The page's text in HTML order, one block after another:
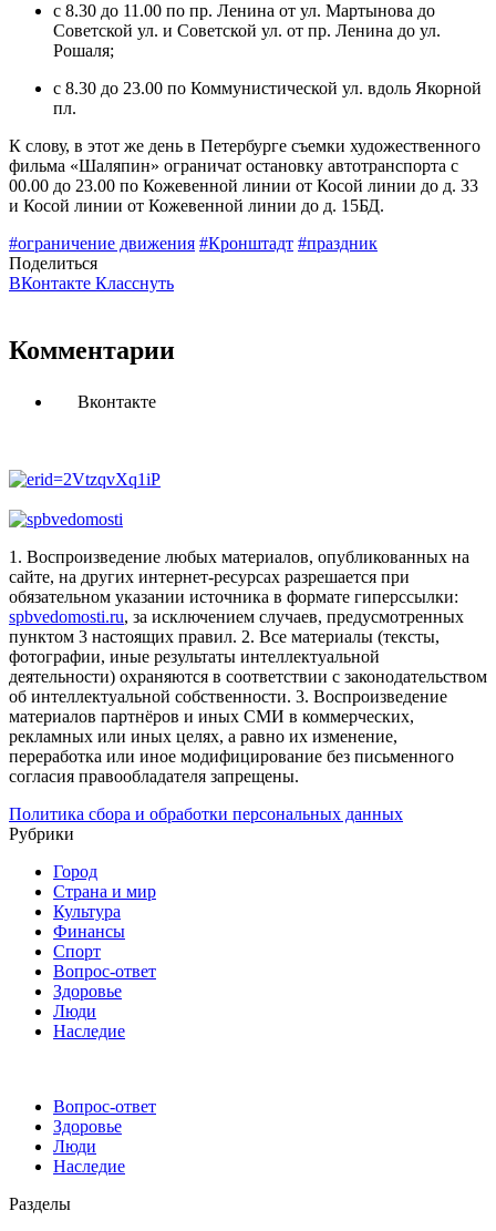
с 8.30 до 11.00 по пр. Ленина от ул. Мартынова до
Советской ул. и Советской ул. от пр. Ленина до ул.
Рошаля;
с 8.30 до 23.00 по Коммунистической ул. вдоль Якорной
пл.
К слову, в этот же день в Петербурге съемки художественного
фильма «Шаляпин» ограничат остановку автотранспорта с
00.00 до 23.00 по Кожевенной линии от Косой линии до д. 33
и Косой линии от Кожевенной линии до д. 15БД.
#ограничение движения #Кронштадт #праздник
Поделиться
ВКонтакте Класснуть
Комментарии
Вконтакте
1. Воспроизведение любых материалов, опубликованных на
сайте, на других интернет-ресурсах разрешается при
обязательном указании источника в формате гиперссылки:
spbvedomosti.ru, за исключением случаев, предусмотренных
пунктом 3 настоящих правил. 2. Все материалы (тексты,
фотографии, иные результаты интеллектуальной
деятельности) охраняются в соответствии с законодательством
об интеллектуальной собственности. 3. Воспроизведение
материалов партнёров и иных СМИ в коммерческих,
рекламных или иных целях, а равно их изменение,
переработка или иное модифицирование без письменного
согласия правообладателя запрещены.
Политика сбора и обработки персональных данных
Рубрики
Город
Страна и мир
Культура
Финансы
Спорт
Вопрос-ответ
Здоровье
Люди
Наследие
Вопрос-ответ
Здоровье
Люди
Наследие
Разделы